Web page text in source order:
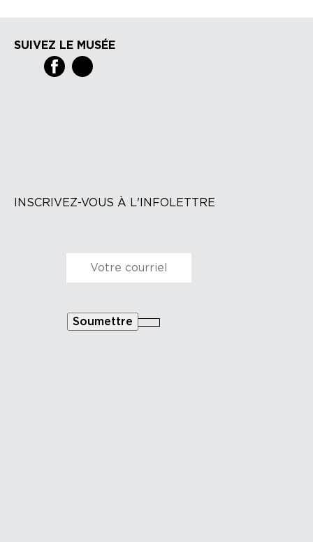
SUIVEZ LE MUSÉE
INSCRIVEZ-VOUS À L'INFOLETTRE
Courriel *
Soumettre